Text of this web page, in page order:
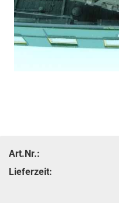
Art.Nr.:
Lieferzeit: